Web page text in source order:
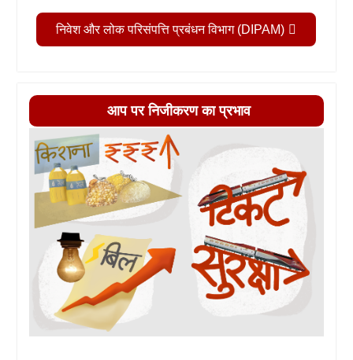
निवेश और लोक परिसंपत्ति प्रबंधन विभाग (DIPAM)
आप पर निजीकरण का प्रभाव